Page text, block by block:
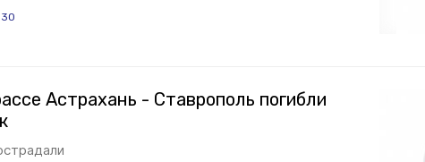
Астрахань - Ставрополь погибли